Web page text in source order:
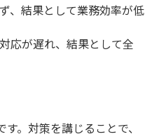
、結果として業務効率が低
応が遅れ、結果として全
。対策を講じることで、